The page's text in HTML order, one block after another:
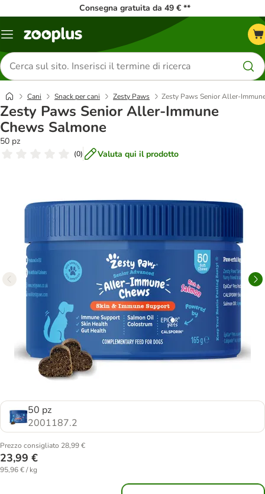
Consegna gratuita da 49 € **
Overview
Cerca
prodotti
Cani Snack per cani Zesty Paws Zesty Paws Senior Aller-
Zesty Paws Senior Aller-Immune
Chews Salmone
50 pz
(0) Valuta qui il prodotto
50 pz
2001187.2
Prezzo consigliato 28,99 €
23,99 €
95,96 € / kg